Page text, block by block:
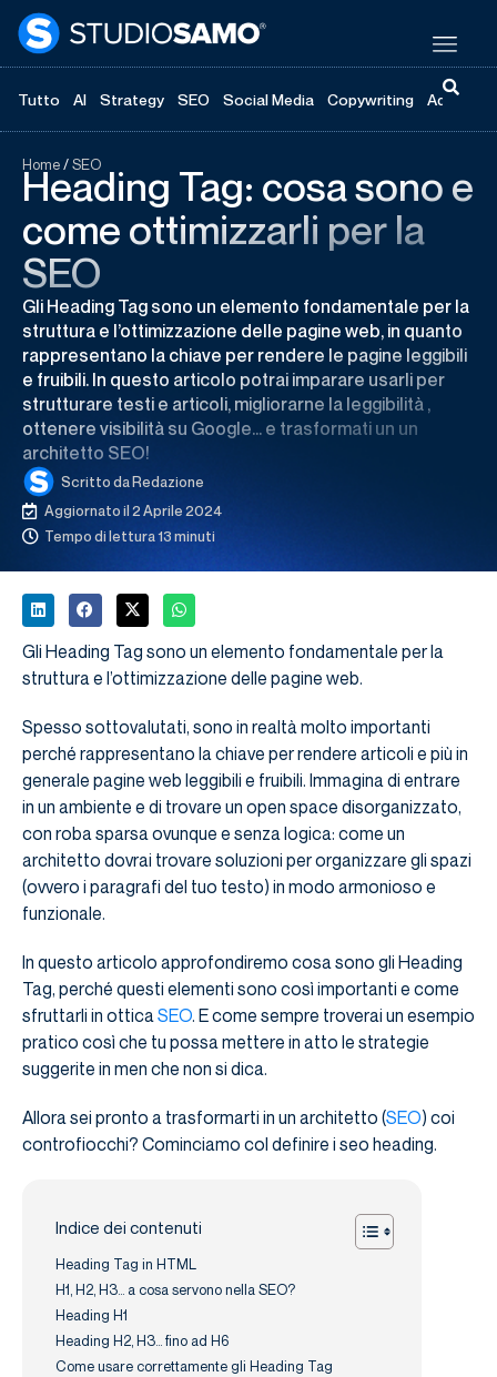
Tutto AI Strategy SEO Social Media Copywriting
Home/SEO
Heading Tag: cosa sono e
come ottimizzarli per la
SEO
Gli Heading Tag sono un elemento fondamentale per la
struttura e l’ottimizzazione delle pagine web, in quanto
rappresentano la chiave per rendere le pagine leggibili
e fruibili. In questo articolo potrai imparare usarli per
strutturare testi e articoli, migliorarne la leggibilità ,
ottenere visibilità su Google… e trasformati un un
architetto SEO!
Scritto daRedazione
Aggiornato il 2 Aprile 2024
Tempo di lettura 13 minuti
Gli Heading Tag sono un elemento fondamentale per la
struttura e l’ottimizzazione delle pagine web.
Spesso sottovalutati, sono in realtà molto importanti
perché rappresentano la chiave per rendere articoli e più in
generale pagine web leggibili e fruibili. Immagina di entrare
in un ambiente e di trovare un open space disorganizzato,
con roba sparsa ovunque e senza logica: come un
architetto dovrai trovare soluzioni per organizzare gli spazi
(ovvero i paragrafi del tuo testo) in modo armonioso e
funzionale.
In questo articolo approfondiremo cosa sono gli Heading
Tag, perché questi elementi sono così importanti e come
sfruttarli in ottica SEO. E come sempre troverai un esempio
pratico così che tu possa mettere in atto le strategie
suggerite in men che non si dica.
Allora sei pronto a trasformarti in un architetto (SEO) coi
controfiocchi? Cominciamo col definire i seo heading.
Indice dei contenuti
Heading Tag in HTML
H1, H2, H3… a cosa servono nella SEO?
Heading H1
Heading H2, H3… fino ad H6
Come usare correttamente gli Heading Tag